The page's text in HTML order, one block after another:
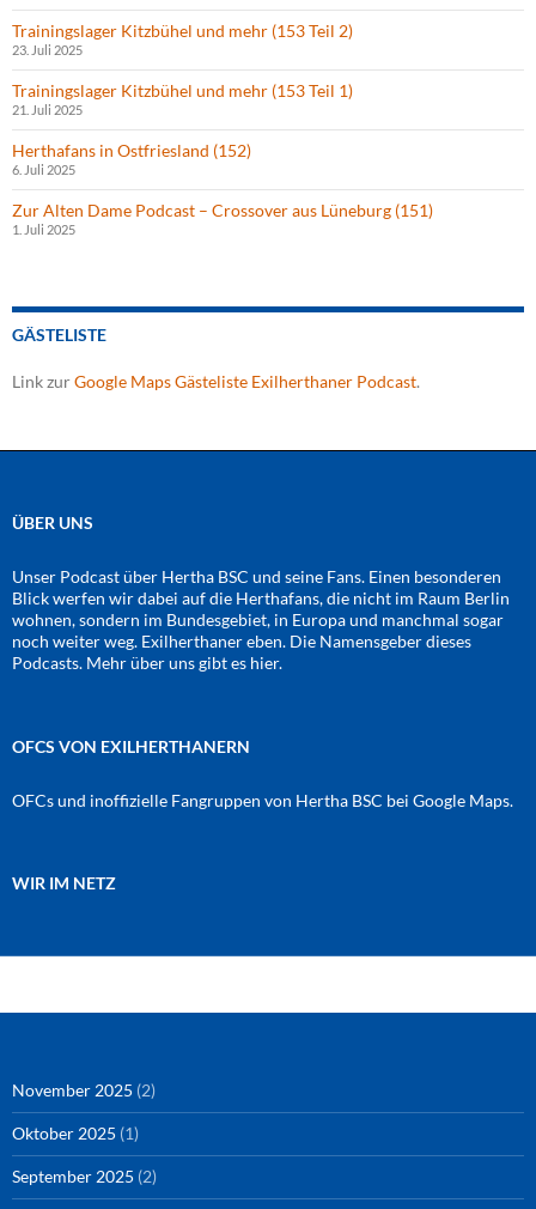
Trainingslager Kitzbühel und mehr (153 Teil 2)
23. Juli 2025
Trainingslager Kitzbühel und mehr (153 Teil 1)
21. Juli 2025
Herthafans in Ostfriesland (152)
6. Juli 2025
Zur Alten Dame Podcast – Crossover aus Lüneburg (151)
1. Juli 2025
GÄSTELISTE
Link zurGoogle Maps Gästeliste Exilherthaner Podcast.
ÜBER UNS
Unser Podcast über Hertha BSC und seine Fans. Einen besonderen
Blick werfen wir dabei auf die Herthafans, die nicht im Raum Berlin
wohnen, sondern im Bundesgebiet, in Europa und manchmal sogar
noch weiter weg. Exilherthaner eben. Die Namensgeber dieses
Podcasts. Mehr über uns gibt es hier.
OFCS VON EXILHERTHANERN
OFCs und inoffizielle Fangruppen von Hertha BSC bei Google Maps.
WIR IM NETZ
November 2025 (2)
Oktober 2025 (1)
September 2025 (2)